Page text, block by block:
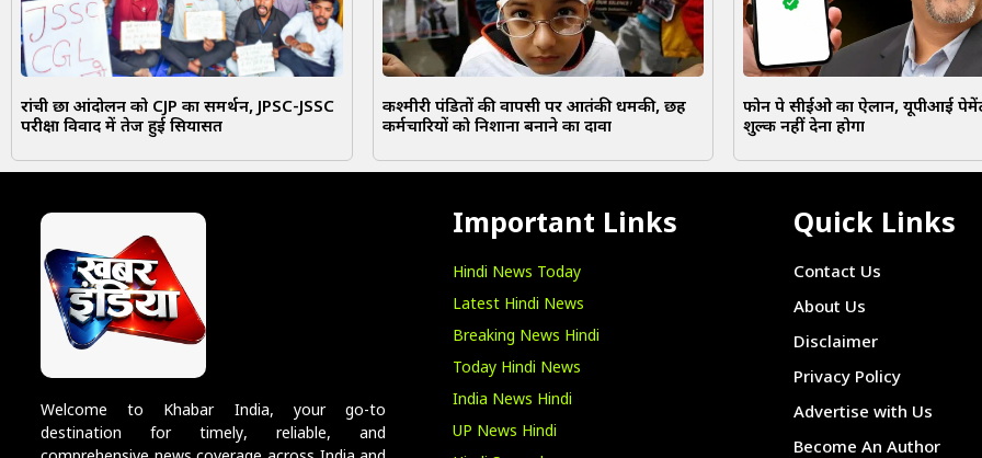
रांची छात्र आंदोलन को CJP का समर्थन, JPSC-JSSC
परीक्षा विवाद में तेज हुई सियासत
कश्मीरी पंडितों की वापसी पर आतंकी धमकी, छह
कर्मचारियों को निशाना बनाने का दावा
फोन पे सीईओ का ऐलान, यूपीआई
शुल्क नहीं देना होगा
Welcome to Khabar India, your go-to
destination for timely, reliable, and
Important Links
Hindi News Today
Latest Hindi News
Breaking News Hindi
Today Hindi News
India News Hindi
UP News Hindi
Quick Links
Contact Us
About Us
Disclaimer
Privacy Policy
Advertise with Us
Become An Author